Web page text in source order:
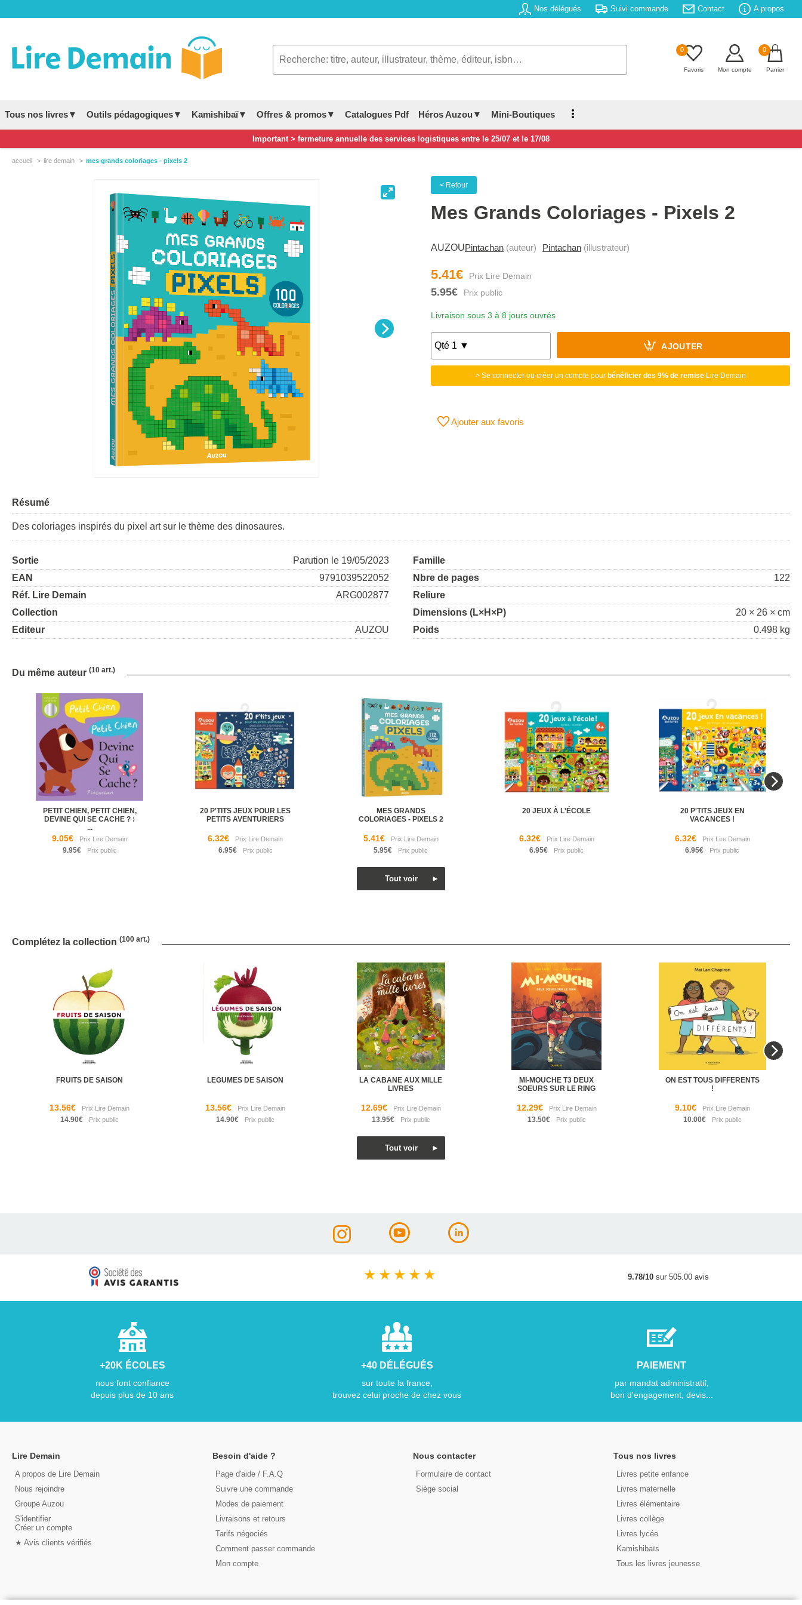
Nos délégués Suivi commande Contact A propos
0
Favoris Mon compte
0
Panier
Tous nos livres▼ Outils pédagogiques▼ Kamishibaï▼ Offres & promos▼ Catalogues Pdf Héros Auzou▼ Mini-Boutiques
Important > fermeture annuelle des services logistiques entre le 25/07 et le 17/08
accueil lire demain mes grands coloriages - pixels 2
< Retour
Mes Grands Coloriages - Pixels 2
AUZOUPintachan (auteur) Pintachan (illustrateur)
5.41€
5.95€
Livraison sous 3 à 8 jours ouvrés
AJOUTER
> Se connecter ou créer un compte pour bénéficier des 9% de remiseLire Demain
Ajouter aux favoris
Résumé
Des coloriages inspirés du pixel art sur le thème des dinosaures.
Sortie
Parution le 19/05/2023
EAN
9791039522052
Réf. Lire Demain
ARG002877
Collection
Editeur
AUZOU
Famille
Nbre de pages
122
Reliure
Dimensions (L×H×P)
20 × 26 × cm
Poids
0.498 kg
Du même auteur (10 art.)
PETIT CHIEN, PETIT CHIEN,
DEVINE QUI SE CACHE ? :
...
9.05€
9.95€
20 P'TITS JEUX POUR LES
PETITS AVENTURIERS
6.32€
6.95€
MES GRANDS
COLORIAGES - PIXELS 2
5.41€
5.95€
20 JEUX À L'ÉCOLE
6.32€
6.95€
20 P'TITS JEUX EN
VACANCES !
6.32€
6.95€
Complétez la collection (100 art.)
FRUITS DE SAISON
13.56€
14.90€
LEGUMES DE SAISON
13.56€
14.90€
LA CABANE AUX MILLE
LIVRES
12.69€
13.95€
MI-MOUCHE T3 DEUX
SOEURS SUR LE RING
12.29€
13.50€
ON EST TOUS DIFFERENTS
!
9.10€
10.00€
★ ★ ★ ★ ★ 9.78/10sur 505.00 avis
+20K ÉCOLES
nous font confiance
depuis plus de 10 ans
+40 DÉLÉGUÉS
sur toute la france,
trouvez celui proche de chez vous
PAIEMENT
par mandat administratif,
bon d'engagement, devis...
Lire Demain
A propos de Lire Demain
Nous rejoindre
Groupe Auzou
S'identifier
Créer un compte
★ Avis clients vérifiés
Besoin d'aide ?
Page d'aide / F.A.Q
Suivre une commande
Modes de paiement
Livraisons et retours
Tarifs négociés
Comment passer commande
Mon compte
Nous contacter
Formulaire de contact
Siège social
Tous nos livres
Livres petite enfance
Livres maternelle
Livres élémentaire
Livres collège
Livres lycée
Kamishibaïs
Tous les livres jeunesse